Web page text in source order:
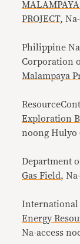
MALAMPAYA
PROJECT,
Philippine
Corporation
Malampaya
Exploration
noong Hulyo
Department
Gas Field,
International
Energy
Na-access